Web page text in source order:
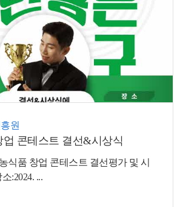
원
업 콘테스트 결선&시상식
식품 창업 콘테스트 결선평가 및 시
:2024. ...